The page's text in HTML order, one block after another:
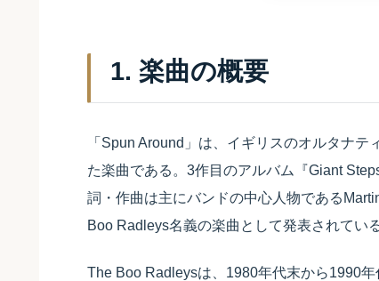
1. 楽曲の概要
「Spun Around」は、イギリスのオルタナ
た楽曲である。3作目のアルバム『Giant
詞・作曲は主にバンドの中心人物である
Boo Radleys名義の楽曲として発表されている
The Boo Radleysは、1980年代末から1990